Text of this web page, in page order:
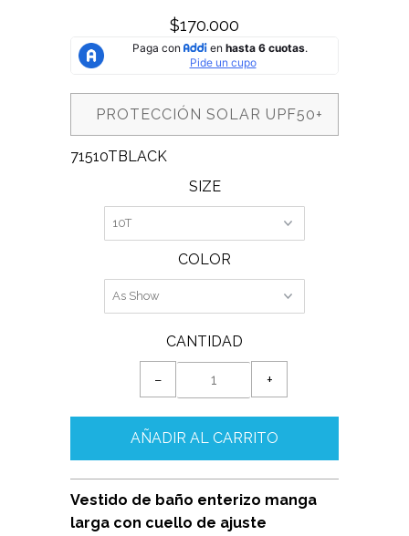
$170.000
PROTECCIÓN SOLAR UPF50+
71510TBLACK
SIZE
COLOR
CANTIDAD
− +
Vestido de baño enterizo manga
larga con cuello de ajuste